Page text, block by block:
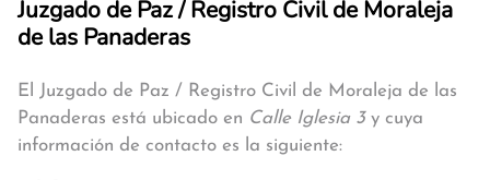
Juzgado de Paz / Registro Civil de Moraleja
de las Panaderas
El Juzgado de Paz / Registro Civil de Moraleja de las
Panaderas está ubicado en Calle Iglesia 3y cuya
información de contacto es la siguiente: